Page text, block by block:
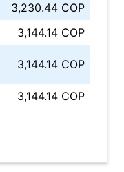
3,230.44 COP
3,144.14 COP
3,144.14 COP
3,144.14 COP